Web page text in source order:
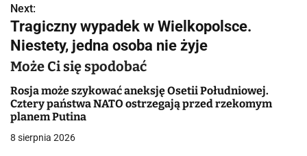
i
g
a
c
j
a
Next:
Tragiczny wypadek w Wielkopolsce.
Niestety, jedna osoba nie żyje
Może Ci się spodobać
Rosja może szykować aneksję Osetii Południowej.
Cztery państwa NATO ostrzegają przed rzekomym
planem Putina
8 sierpnia 2026